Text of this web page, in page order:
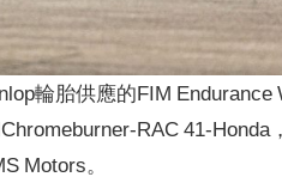
輪胎供應的FIM Endurance
RAC 41-Honda
Motors。